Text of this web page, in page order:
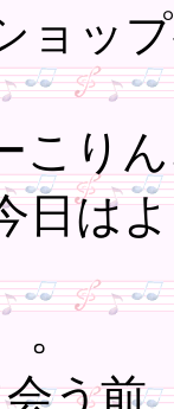
ョッ
こり
日は
う前